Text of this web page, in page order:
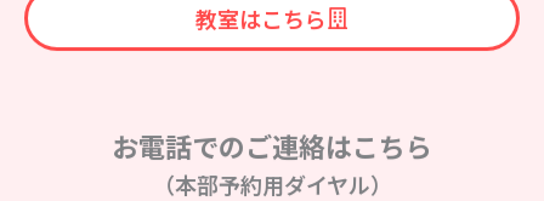
教室はこちら
お電話でのご連絡はこちら
（本部予約用ダイヤル）